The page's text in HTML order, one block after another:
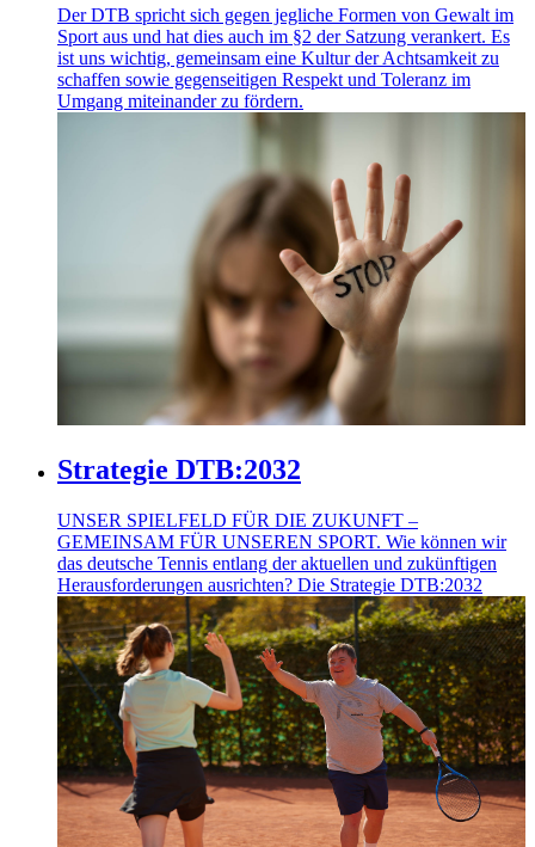
Der DTB spricht sich gegen jegliche Formen von Gewalt im
Sport aus und hat dies auch im §2 der Satzung verankert. Es
ist uns wichtig, gemeinsam eine Kultur der Achtsamkeit zu
schaffen sowie gegenseitigen Respekt und Toleranz im
Umgang miteinander zu fördern.
Strategie DTB:2032
UNSER SPIELFELD FÜR DIE ZUKUNFT –
GEMEINSAM FÜR UNSEREN SPORT. Wie können wir
das deutsche Tennis entlang der aktuellen und zukünftigen
Herausforderungen ausrichten? Die Strategie DTB:2032